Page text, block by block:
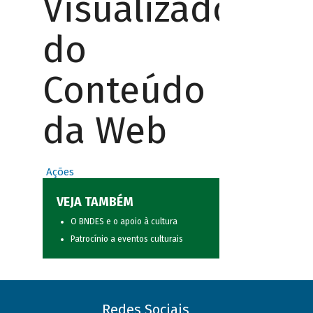
Visualizador
do
Conteúdo
da Web
Ações
VEJA TAMBÉM
O BNDES e o apoio à cultura
Patrocínio a eventos culturais
Redes Sociais